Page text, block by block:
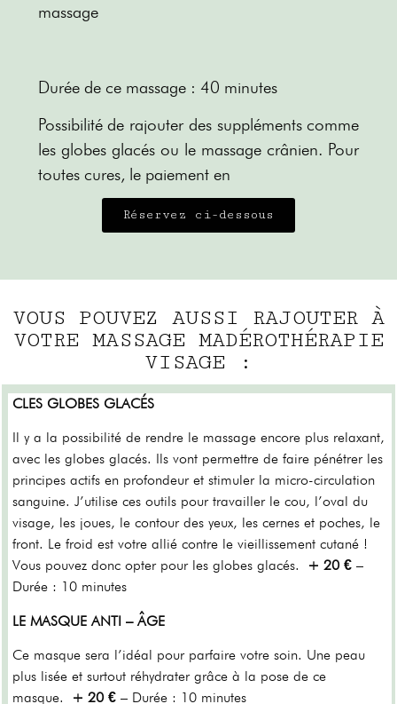
massage
Durée de ce massage : 40 minutes
Possibilité de rajouter des suppléments comme
les globes glacés ou le massage crânien. Pour
toutes cures, le paiement en
Réservez ci-dessous
VOUS POUVEZ AUSSI RAJOUTER À
VOTRE MASSAGE MADÉROTHÉRAPIE
VISAGE :
CLES GLOBES GLACÉS
Il y a la possibilité de rendre le massage encore plus relaxant,
avec les globes glacés. Ils vont permettre de faire pénétrer les
principes actifs en profondeur et stimuler la micro-circulation
sanguine. J’utilise ces outils pour travailler le cou, l’oval du
visage, les joues, le contour des yeux, les cernes et poches, le
front. Le froid est votre allié contre le vieillissement cutané !
Vous pouvez donc opter pour les globes glacés.
+ 20 € –
Durée : 10 minutes
LE MASQUE ANTI – ÂGE
Ce masque sera l’idéal pour parfaire votre soin. Une peau
plus lisée et surtout réhydrater grâce à la pose de ce
masque.
+ 20 € – Durée : 10 minutes